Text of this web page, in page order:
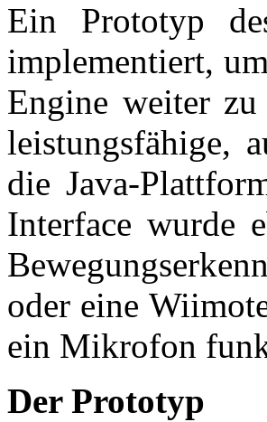
Ein Prototyp
implementiert,
Engine weiter
leistungsfähige,
die Java-
Interface wurde
oder eine
ein Mikrofon
Der Prototyp